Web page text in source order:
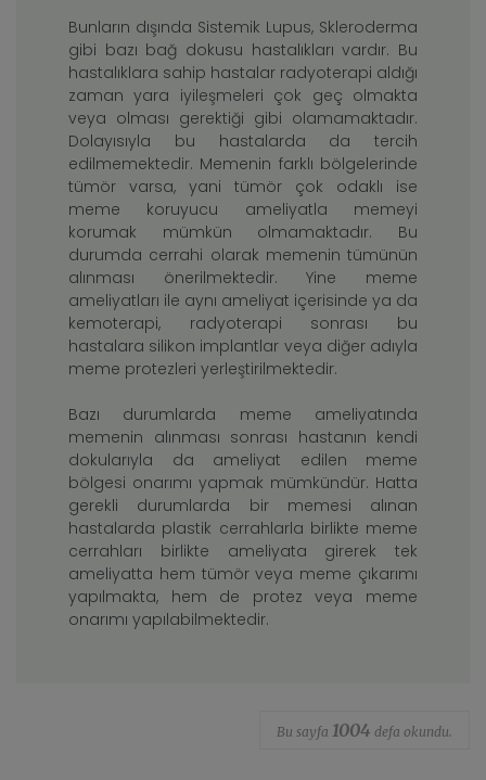
Bunların dışında Sistemik Lupus, Skleroderma
gibi bazı bağ dokusu hastalıkları vardır. Bu
hastalıklara sahip hastalar radyoterapi aldığı
zaman yara iyileşmeleri çok geç olmakta
veya olması gerektiği gibi olamamaktadır.
Dolayısıyla bu hastalarda da tercih
edilmemektedir. Memenin farklı bölgelerinde
tümör varsa, yani tümör çok odaklı ise
meme koruyucu ameliyatla memeyi
korumak mümkün olmamaktadır. Bu
durumda cerrahi olarak memenin tümünün
alınması önerilmektedir. Yine meme
ameliyatları ile aynı ameliyat içerisinde ya da
kemoterapi, radyoterapi sonrası bu
hastalara silikon implantlar veya diğer adıyla
meme protezleri yerleştirilmektedir.
Bazı durumlarda meme ameliyatında
memenin alınması sonrası hastanın kendi
dokularıyla da ameliyat edilen meme
bölgesi onarımı yapmak mümkündür. Hatta
gerekli durumlarda bir memesi alınan
hastalarda plastik cerrahlarla birlikte meme
cerrahları birlikte ameliyata girerek tek
ameliyatta hem tümör veya meme çıkarımı
yapılmakta, hem de protez veya meme
onarımı yapılabilmektedir.
Bu sayfa 1004 defa okundu.